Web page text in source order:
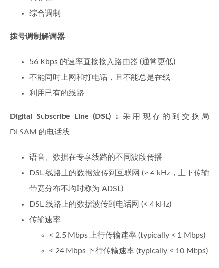
综合调制
拨号调制解调器
56 Kbps 的速率直接接入路由器 (通常更低)
不能同时上网和打电话，且不能总是在线
利用已有的线路
Digital Subscribe Line (DSL)：采用现存的到交换局
DLSAM 的电话线
语音、数据在专享线路的不同波段传播
DSL 线路上的数据波传到互联网 (> 4 kHz，上下传输
带宽分布不均时称为 ADSL)
DSL 线路上的数据波传到电话网 (< 4 kHz)
传输速率
< 2.5 Mbps 上行传输速率 (typically < 1 Mbps)
< 24 Mbps 下行传输速率 (typically < 10 Mbps)